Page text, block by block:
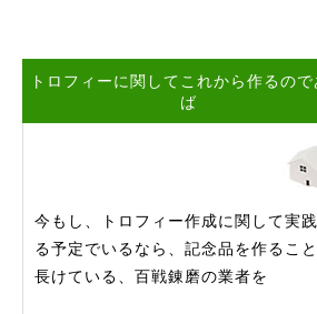
トロフィーに関してこれから作るの
ば
今もし、トロフィー作成に関して実
る予定でいるなら、記念品を作るこ
長けている、百戦錬磨の業者を